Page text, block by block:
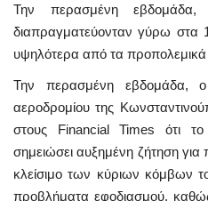
Την περασμένη
διαπραγματεύονταν γύρω στα
υψηλότερα από τα προπολεμικά
Την περασμένη εβδομάδα, ο
αεροδρομίου της
στους Financial Times ότι
σημειώσει αυξημένη ζήτηση για
κλείσιμο των κύριων κόμβων
προβλήματα εφοδιασμού,